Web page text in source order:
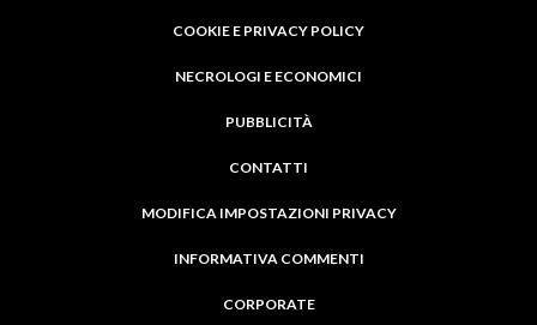
COOKIE E PRIVACY POLICY
NECROLOGI E ECONOMICI
PUBBLICITÀ
CONTATTI
MODIFICA IMPOSTAZIONI PRIVACY
INFORMATIVA COMMENTI
CORPORATE